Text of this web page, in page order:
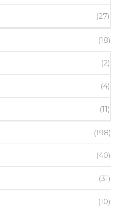
(27)
(18)
(2)
(4)
(11)
(198)
(40)
(31)
(10)